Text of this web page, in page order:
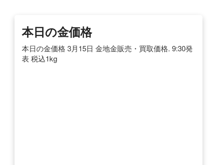
本日の金価格
本日の金価格 3月15日 金地金販売・買取価格. 9:30発
表 税込1kg